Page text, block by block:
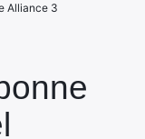
Alliance 3